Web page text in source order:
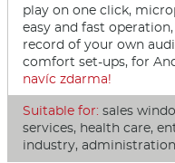
play on one click,
easy and fast
record of your own
comfort set-ups, for
navíc zdarma!
Suitable for: sales
services, health care,
industry,